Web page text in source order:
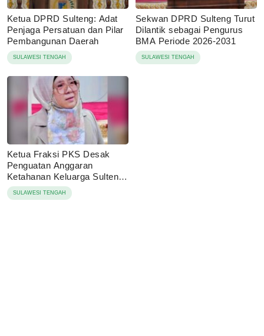
Ketua DPRD Sulteng: Adat
Penjaga Persatuan dan Pilar
Pembangunan Daerah
SULAWESI TENGAH
Sekwan DPRD Sulteng Turut
Dilantik sebagai Pengurus
BMA Periode 2026-2031
SULAWESI TENGAH
Ketua Fraksi PKS Desak
Penguatan Anggaran
Ketahanan Keluarga Sulteng
2027
SULAWESI TENGAH